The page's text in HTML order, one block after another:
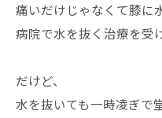
痛いだけじゃなくて膝に
病院で水を抜く治療を受
だけど、
水を抜いても一時凌ぎで